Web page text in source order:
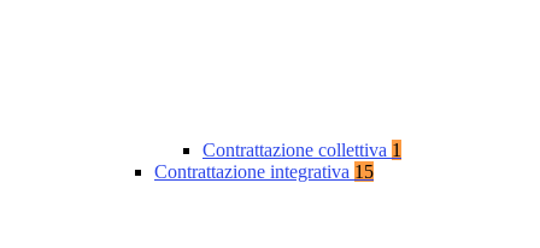
Contrattazione collettiva 1
Contrattazione integrativa 15